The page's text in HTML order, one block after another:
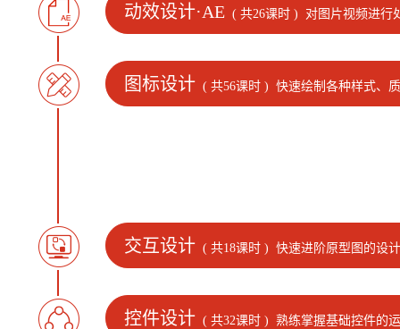
动效设计·AE ( 共26课时 ) 对图片视频进行
图标设计 ( 共56课时 ) 快速绘制各种样式、
交互设计 ( 共18课时 ) 快速进阶原型图的设
控件设计 ( 共32课时 ) 熟练掌握基础控件的